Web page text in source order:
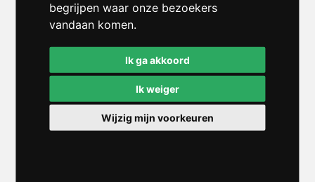
begrijpen waar onze bezoekers
vandaan komen.
Ik ga akkoord
Ik weiger
Wijzig mijn voorkeuren
BROMEDO METAAL B.V.
Adres: De Leest 20 – 24
t. 0162-315 435